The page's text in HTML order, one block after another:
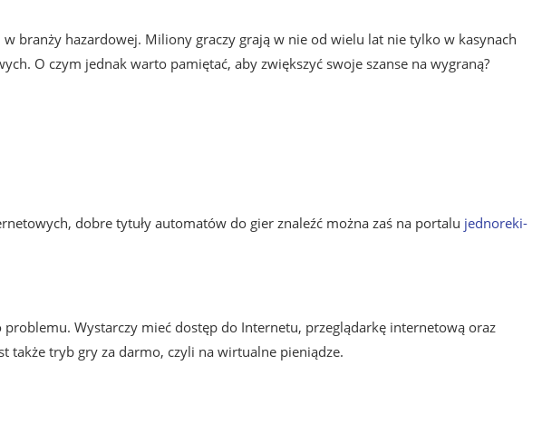
branży hazardowej. Miliony graczy grają w nie od wielu lat nie tylko w kasynach
O czym jednak warto pamiętać, aby zwiększyć swoje szanse na wygraną?
dobre tytuły automatów do gier znaleźć można zaś na portalu jednoreki-
problemu. Wystarczy mieć dostęp do Internetu, przeglądarkę internetową oraz
także tryb gry za darmo, czyli na wirtualne pieniądze.